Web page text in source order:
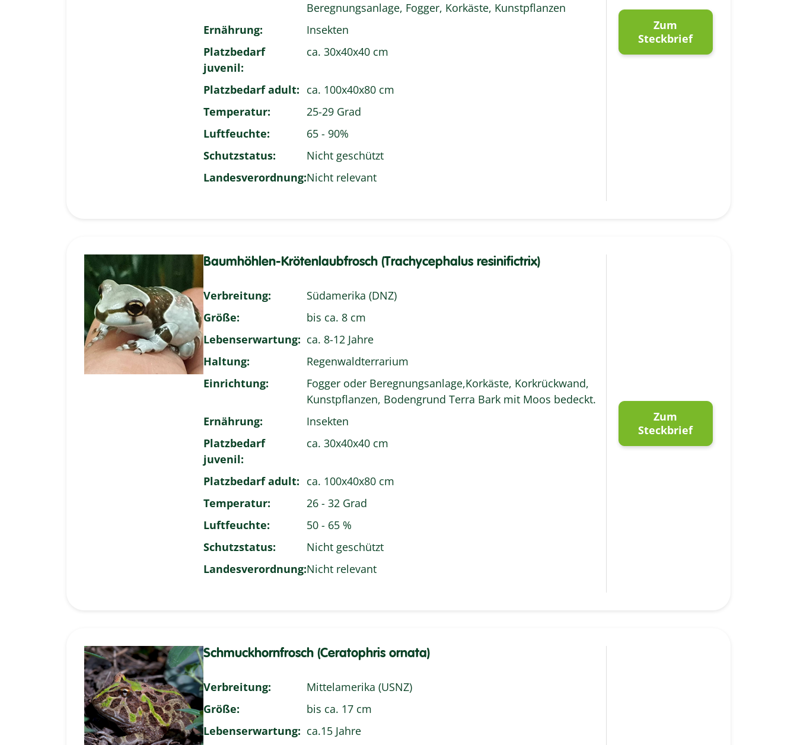
Beregnungsanlage, Fogger, Korkäste, Kunstpflanzen
Ernährung:
Insekten
Platzbedarf
juvenil:
ca. 30x40x40 cm
Platzbedarf adult: ca. 100x40x80 cm
Temperatur:
25-29 Grad
Luftfeuchte:
65 - 90%
Schutzstatus:
Nicht geschützt
Landesverordnung:Nicht relevant
Zum
Steckbrief
Baumhöhlen-Krötenlaubfrosch (Trachycephalus resinifictrix)
Verbreitung:
Südamerika (DNZ)
Größe:
bis ca. 8 cm
Lebenserwartung: ca. 8-12 Jahre
Haltung:
Regenwaldterrarium
Einrichtung:
Fogger oder Beregnungsanlage,Korkäste, Korkrückwand,
Kunstpflanzen, Bodengrund Terra Bark mit Moos bedeckt.
Ernährung:
Insekten
Platzbedarf
juvenil:
ca. 30x40x40 cm
Platzbedarf adult: ca. 100x40x80 cm
Temperatur:
26 - 32 Grad
Luftfeuchte:
50 - 65 %
Schutzstatus:
Nicht geschützt
Landesverordnung:Nicht relevant
Zum
Steckbrief
Schmuckhornfrosch (Ceratophris ornata)
Verbreitung:
Mittelamerika (USNZ)
Größe:
bis ca. 17 cm
Lebenserwartung: ca.15 Jahre